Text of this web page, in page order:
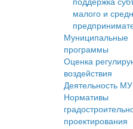
малого и
Муниципальные
программы
Оценка
воздействия
Деятельность МУ
Нормативы
проектирования